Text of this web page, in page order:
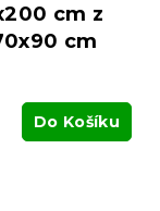
cm z
cm
Do Košíku